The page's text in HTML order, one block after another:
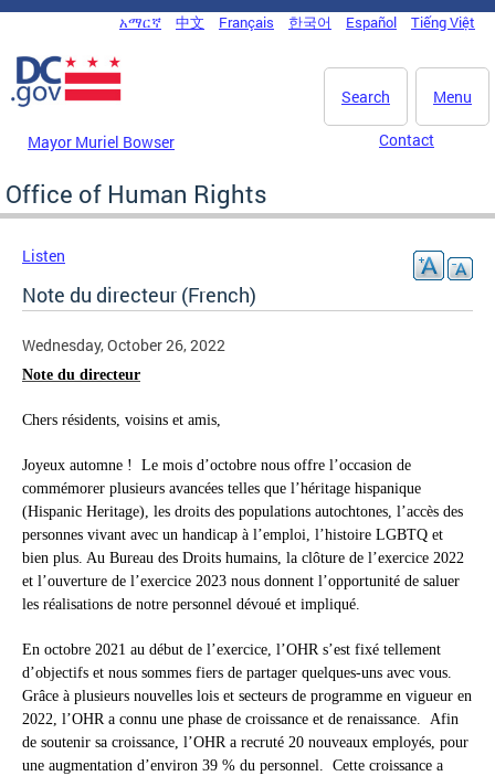
Skip to main content
DC Agency Top Menu
አማርኛ 中文 Français 한국어 Español Tiếng Việt
Menu
Search
Mayor Muriel Bowser Contact
Office of Human Rights
Listen
Note du directeur (French)
Wednesday, October 26, 2022
Note du directeur
Chers résidents, voisins et amis,
Joyeux automne ! Le mois d’octobre nous offre l’occasion de
commémorer plusieurs avancées telles que l’héritage hispanique
(Hispanic Heritage), les droits des populations autochtones, l’accès des
personnes vivant avec un handicap à l’emploi, l’histoire LGBTQ et
bien plus. Au Bureau des Droits humains, la clôture de l’exercice 2022
et l’ouverture de l’exercice 2023 nous donnent l’opportunité de saluer
les réalisations de notre personnel dévoué et impliqué.
En octobre 2021 au début de l’exercice, l’OHR s’est fixé tellement
d’objectifs et nous sommes fiers de partager quelques-uns avec vous.
Grâce à plusieurs nouvelles lois et secteurs de programme en vigueur en
2022, l’OHR a connu une phase de croissance et de renaissance. Afin
de soutenir sa croissance, l’OHR a recruté 20 nouveaux employés, pour
une augmentation d’environ 39 % du personnel. Cette croissance a